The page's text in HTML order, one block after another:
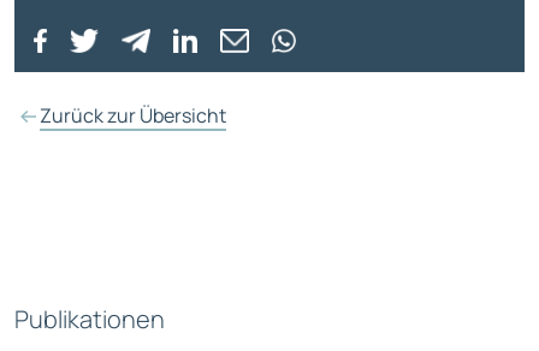
Zurück zur Übersicht
Publikationen